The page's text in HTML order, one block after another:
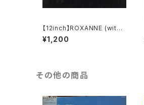
【12inch】ROXANNE (with
UTFO) / THE REAL ROXA
NNE
¥1,200
その他の商品